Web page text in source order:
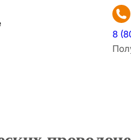
8